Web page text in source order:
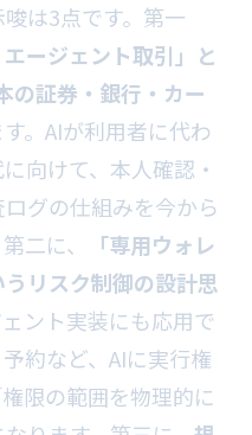
は3点です。第一
ージェント取引」と
の証券・銀行・カー
す。AIが利用者に代わ
向けて、本人確認・
グの仕組みを今から
二に、
「専用ウォレ
リスク制御の設計思
ント実装にも応用で
約など、AIに実行権
限の範囲を物理的に